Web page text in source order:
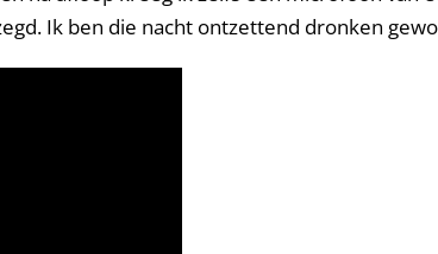
Ik ben die nacht ontzettend dronken